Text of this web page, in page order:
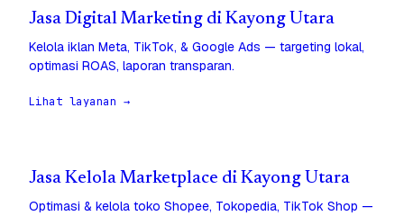
Jasa Digital Marketing di Kayong Utara
Kelola iklan Meta, TikTok, & Google Ads — targeting lokal,
optimasi ROAS, laporan transparan.
Lihat layanan →
Jasa Kelola Marketplace di Kayong Utara
Optimasi & kelola toko Shopee, Tokopedia, TikTok Shop —